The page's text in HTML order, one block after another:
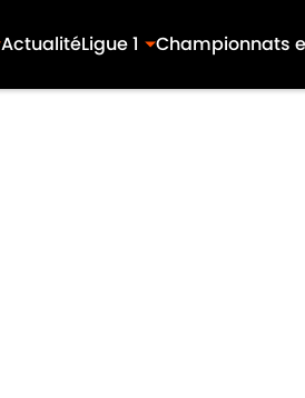
ActualitéLigue 1 Championnats